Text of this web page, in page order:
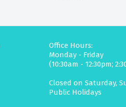
Office Hours:
Monday - Friday
(10:30am - 12:30pm;
Closed on Saturday,
Public Holidays